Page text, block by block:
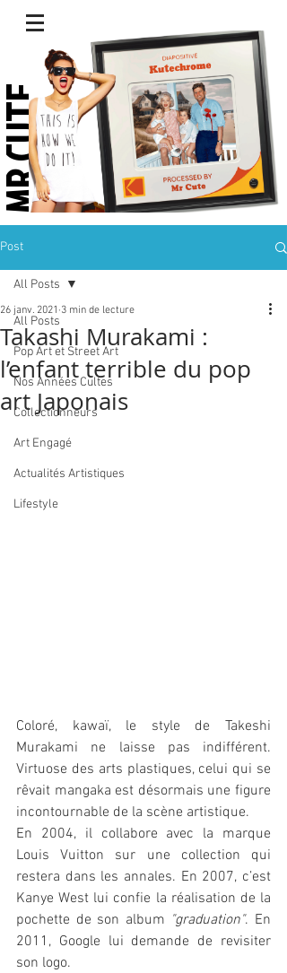
Post
All Posts
Pop Art et Street Art
Nos Années Cultes
Collectionneurs
Art Engagé
Actualités Artistiques
Lifestyle
All Posts
Takashi Murakami :
l’enfant terrible du pop
art Japonais
26 janv. 2021 3 min de lecture
Coloré, kawaï, le style de Takeshi
Murakami ne laisse pas indifférent.
Virtuose des arts plastiques, celui qui se
rêvait mangaka est désormais une figure
incontournable de la scène artistique.
En 2004, il collabore avec la marque
Louis Vuitton sur une collection qui
restera dans les annales. En 2007, c’est
Kanye West lui confie la réalisation de la
pochette de son album "graduation". En
2011, Google lui demande de revisiter
son logo.